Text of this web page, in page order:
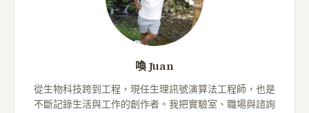
喚 Juan
從生物科技跨到工程，現任生理訊號演算法工程師，也是
不斷記錄生活與工作的創作者。我把實驗室、職場與諮詢